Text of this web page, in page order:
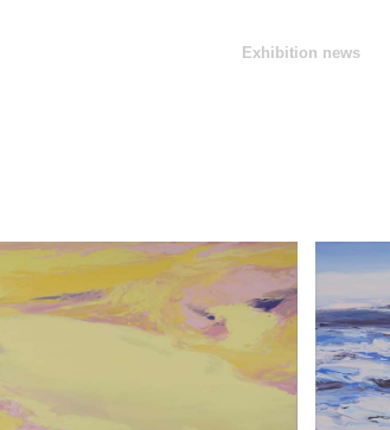
Exhibition news